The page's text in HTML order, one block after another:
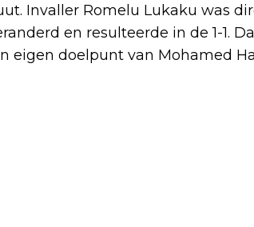
Invaller Romelu Lukaku was
en resulteerde in de 1-1.
eigen doelpunt van Mohamed